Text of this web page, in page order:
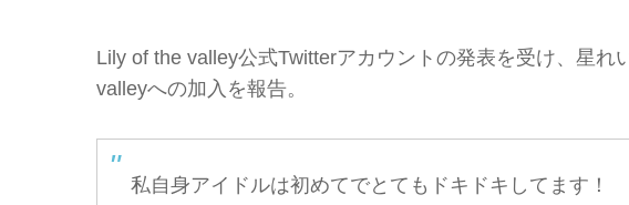
Lily of the valley公式Twitterアカウントの発表を受け、星れ
valleyへの加入を報告。
私自身アイドルは初めてでとてもドキドキしてます！